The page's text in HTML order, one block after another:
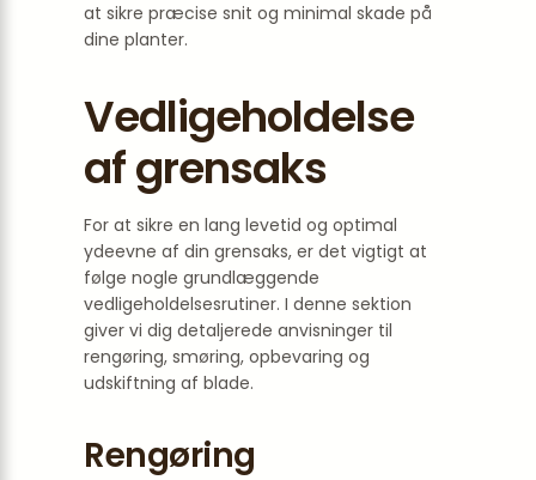
at sikre præcise snit og minimal skade på
dine planter.
Vedligeholdelse
af grensaks
For at sikre en lang levetid og optimal
ydeevne af din grensaks, er det vigtigt at
følge nogle grundlæggende
vedligeholdelsesrutiner. I denne sektion
giver vi dig detaljerede anvisninger til
rengøring, smøring, opbevaring og
udskiftning af blade.
Rengøring